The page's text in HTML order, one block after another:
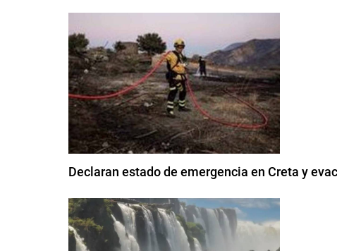
Declaran estado de emergencia en Creta y